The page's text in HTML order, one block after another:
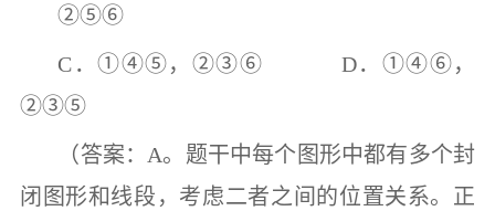
②⑤⑥
C ．①④⑤， ②③⑥ D． ①④⑥，
②③⑤
（答案：A。题干中每个图形中都有多个封
闭图形和线段，考虑二者之间的位置关系。正